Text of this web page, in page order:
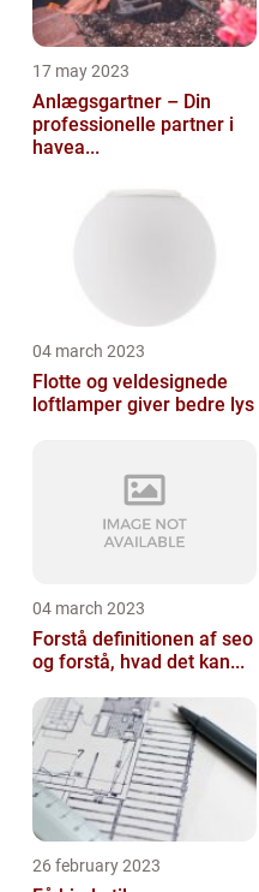
17 may 2023
Anlægsgartner – Din
professionelle partner i
havea...
04 march 2023
Flotte og veldesignede
loftlamper giver bedre lys
04 march 2023
Forstå definitionen af seo
og forstå, hvad det kan...
26 february 2023